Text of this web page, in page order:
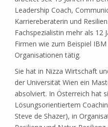
Leadership Coach,
Karriereberaterin und
Fachspezialistin mehr als 12
Firmen wie zum Beispiel
Organisationen tätig.
Sie hat in Nizza Wirtschaft
der Universität Wien ein
absolviert. In Österreich hat
Lösungsorientiertem
Steve de Shazer), in